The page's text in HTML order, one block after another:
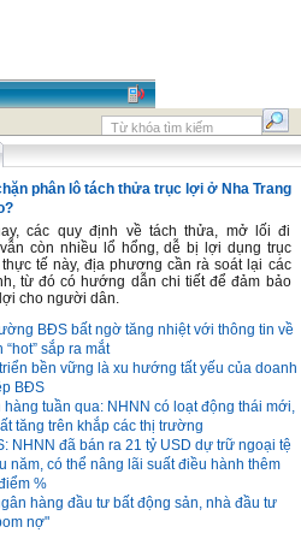
phân lô tách thửa trục lợi ở Nha Trang
các quy định về tách thửa, mở lối đi
còn nhiều lổ hổng, dễ bị lợi dụng trục
thực tế này, địa phương cần rà soát lại các
từ đó có hướng dẫn chi tiết để đảm bảo
cho người dân.
BĐS bất ngờ tăng nhiệt với thông tin về
“hot” sắp ra mắt
bền vững là xu hướng tất yếu của doanh
BĐS
hàng tuần qua: NHNN có loạt động thái mới,
tăng trên khắp các thị trường
NHNN đã bán ra 21 tỷ USD dự trữ ngoại tệ
năm, có thể nâng lãi suất điều hành thêm
%
hàng đầu tư bất động sản, nhà đầu tư
nợ"